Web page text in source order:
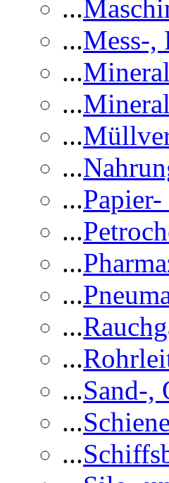
...
...Mess-
...
...
...
...
...
...
...
...
...
...
...Sand-,
...
...